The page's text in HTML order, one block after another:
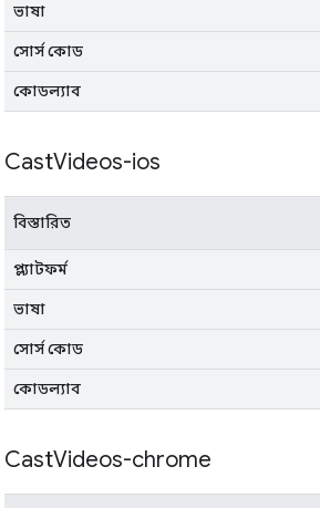
ভাষা
সোর্স কোড
কোডল্যাব
CastVideos-ios
বিস্তারিত
প্ল্যাটফর্ম
ভাষা
সোর্স কোড
কোডল্যাব
CastVideos-chrome